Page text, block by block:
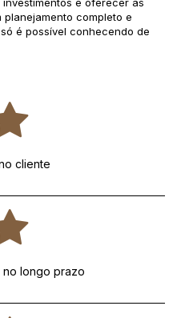
e oferecer as
completo e
é possível conhecendo de
cliente
no longo prazo